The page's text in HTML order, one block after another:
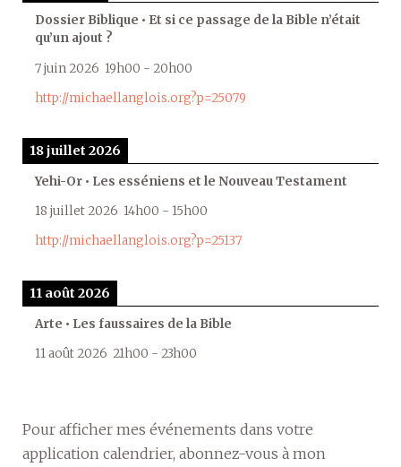
Dossier Biblique • Et si ce passage de la Bible n’était
qu’un ajout ?
7 juin 2026 19h00 - 20h00
http://michaellanglois.org?p=25079
18 juillet 2026
Yehi-Or • Les esséniens et le Nouveau Testament
18 juillet 2026 14h00 - 15h00
http://michaellanglois.org?p=25137
11 août 2026
Arte • Les faussaires de la Bible
11 août 2026 21h00 - 23h00
Pour afficher mes événements dans votre
application calendrier, abonnez-vous à mon